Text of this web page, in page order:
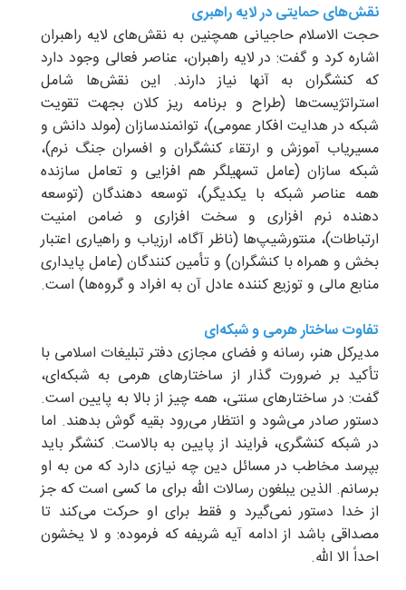
نقش‌های حمایتی در لایه راهبری
حجت الاسلام حاجیانی همچنین به نقش‌های لایه راهبران
اشاره کرد و گفت: در لایه راهبران، عناصر فعالی وجود دارد
که کنشگران به آنها نیاز دارند. این نقش‌ها شامل
استراتژیست‌ها (طراح و برنامه ریز کلان بجهت تقویت
شبکه در هدایت افکار عمومی)، توانمندسازان (مولد دانش و
مسیریاب آموزش و ارتقاء کنشگران و افسران جنگ نرم)،
شبکه سازان (عامل تسهیلگر هم افزایی و تعامل سازنده
همه عناصر شبکه با یکدیگر)، توسعه دهندگان (توسعه
دهنده نرم افزاری و سخت افزاری و ضامن امنیت
ارتباطات)، منتورشیپ‌ها (ناظر آگاه، ارزیاب و راهیاری اعتبار
بخش و همراه با کنشگران) و تأمین کنندگان (عامل پایداری
منابع مالی و توزیع کننده عادل آن به افراد و گروه‌ها) است.
تفاوت ساختار هرمی و شبکه‌ای
مدیرکل هنر، رسانه و فضای مجازی دفتر تبلیغات اسلامی با
تأکید بر ضرورت گذار از ساختارهای هرمی به شبکه‌ای،
گفت: در ساختارهای سنتی، همه چیز از بالا به پایین است.
دستور صادر می‌شود و انتظار می‌رود بقیه گوش بدهند. اما
در شبکه کنشگری، فرایند از پایین به بالاست. کنشگر باید
بپرسد مخاطب در مسائل دین چه نیازی دارد که من به او
برسانم. الذین یبلغون رسالات الله برای ما کسی است که جز
از خدا دستور نمی‌گیرد و فقط برای او حرکت می‌کند تا
مصداقی باشد از ادامه آیه شریفه که فرموده: و لا یخشون
احداً الا الله.